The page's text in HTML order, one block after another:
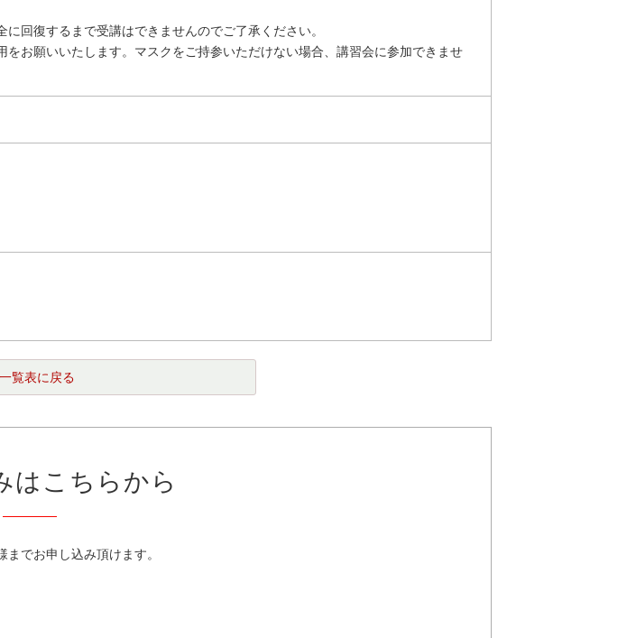
回復するまで受講はできませんのでご了承ください。
をお願いいたします。マスクをご持参いただけない場合、講習会に参加できませ
一覧表に戻る
はこちらから
でお申し込み頂けます。